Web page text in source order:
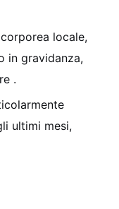
locale,
in gravidanza,
.
ultimi mesi,